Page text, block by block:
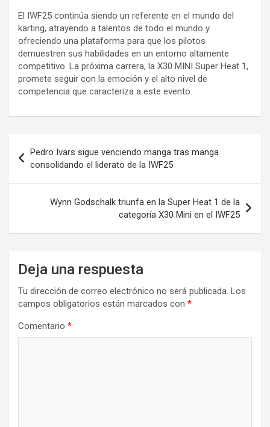
El IWF25 continúa siendo un referente en el mundo del
karting, atrayendo a talentos de todo el mundo y
ofreciendo una plataforma para que los pilotos
demuestren sus habilidades en un entorno altamente
competitivo. La próxima carrera, la X30 MINI Super Heat 1,
promete seguir con la emoción y el alto nivel de
competencia que caracteriza a este evento.
de
entradas
Pedro Ivars sigue venciendo manga tras manga
consolidando el liderato de la IWF25
Wynn Godschalk triunfa en la Super Heat 1 de la
categoría X30 Mini en el IWF25
Deja una respuesta
Tu dirección de correo electrónico no será publicada. Los
campos obligatorios están marcados con *
Comentario *